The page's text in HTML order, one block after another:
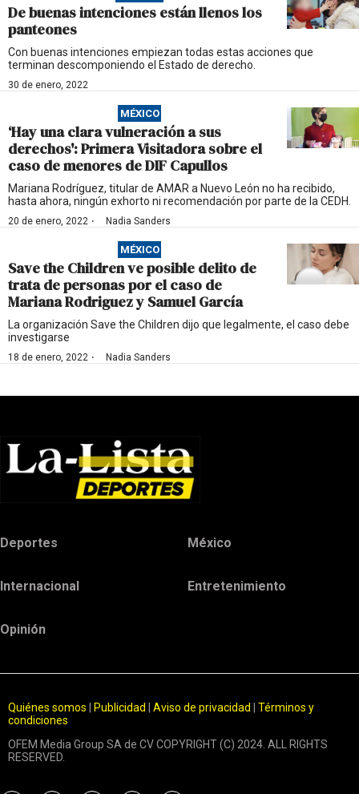
De buenas intenciones están llenos los
panteones
Con buenas intenciones empiezan todas estas acciones que
terminan descomponiendo el Estado de derecho.
30 de enero, 2022
MÉXICO
‘Hay una clara vulneración a sus
derechos': Primera Visitadora sobre el
caso de menores de DIF Capullos
Mariana Rodríguez, titular de AMAR a Nuevo León no ha recibido,
hasta ahora, ningún exhorto ni recomendación por parte de la CEDH.
20 de enero, 2022 · Nadia Sanders
MÉXICO
Save the Children ve posible delito de
trata de personas por el caso de
Mariana Rodriguez y Samuel García
La organización Save the Children dijo que legalmente, el caso debe
investigarse
18 de enero, 2022 · Nadia Sanders
Deportes México
Internacional Entretenimiento
Opinión
Quiénes somos Publicidad Aviso de privacidad
Términos y
condiciones
OFEM Media Group SA de CV COPYRIGHT (C) 2024. ALL RIGHTS
RESERVED.